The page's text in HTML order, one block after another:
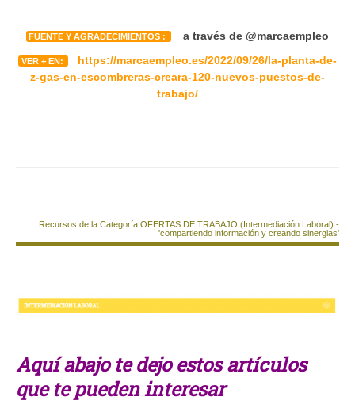
FUENTE Y AGRADECIMIENTOS : a través de @marcaempleo
VER + EN:
https://marcaempleo.es/2022/09/26/la-planta-de-
z-gas-en-escombreras-creara-120-nuevos-puestos-de-
trabajo/
Recursos de la Categoría OFERTAS DE TRABAJO (Intermediación Laboral) -
'compartiendo información y creando sinergias'
Aquí abajo te dejo estos artículos
que te pueden interesar